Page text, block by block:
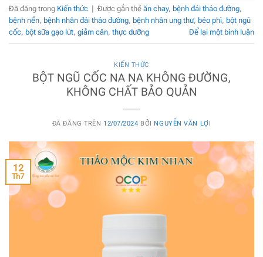
Đã đăng trong Kiến thức Được gắn thẻ ăn chay, bệnh đái tháo đường,
bệnh nền, bệnh nhân đái tháo đường, bệnh nhân ung thư, béo phì, bột ngũ
cốc, bột sữa gạo lứt, giảm cân, thực dưỡng Để lại một bình luận
KIẾN THỨC
BỘT NGŨ CỐC NA NA KHÔNG ĐƯỜNG,
KHÔNG CHẤT BẢO QUẢN
ĐÃ ĐĂNG TRÊN 12/07/2024 BỞI NGUYỄN VĂN LỢI
12
Th7